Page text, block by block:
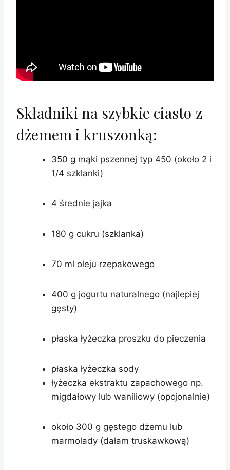
Składniki na szybkie ciasto z
dżemem i kruszonką:
350 g mąki pszennej typ 450 (około 2 i
1/4 szklanki)
4 średnie jajka
180 g cukru (szklanka)
70 ml oleju rzepakowego
400 g jogurtu naturalnego (najlepiej
gęsty)
płaska łyżeczka proszku do pieczenia
płaska łyżeczka sody
łyżeczka ekstraktu zapachowego np.
migdałowy lub waniliowy (opcjonalnie)
około 300 g gęstego dżemu lub
marmolady (dałam truskawkową)